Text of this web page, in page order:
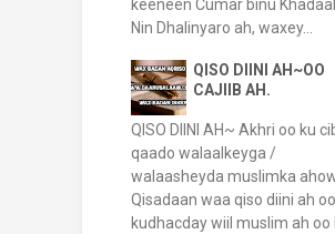
keeneen Cumar binu
Nin Dhalinyaro ah, waxey...
QISO DIINI AH~OO
CAJIIB AH.
QISO DIINI AH~ Akhri oo ku
qaado walaalkeyga /
walaasheyda muslimka
Qisadaan waa qiso diini ah oo
kudhacday wiil muslim ah oo